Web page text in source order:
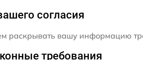
согласия
раскрывать вашу информацию
требования